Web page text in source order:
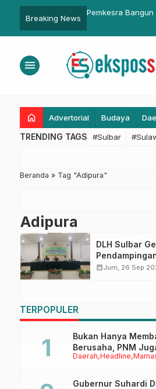
Breaking News
Bakal Diberi
Pemkesra Bangun
Manusia
menu
home Advertorial Budaya
TRENDING TAGS #Sulbar
Beranda » Tag "Adipura"
Adipura
DLH Sulbar
Adipura di
calendar_monthJum, 26 Sep
TERPOPULER
Daerah Headline
Bukan Hanya
Berusaha, PNM
Anaknya Untuk
Gubernur Suhardi